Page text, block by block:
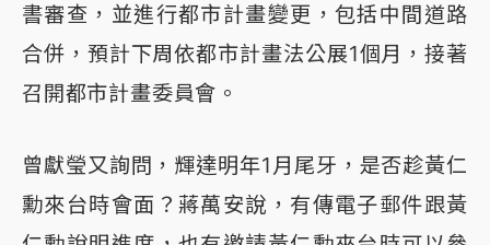
書審查，並進行都市計畫變更，包括中間道路
合併，預計下周依都市計畫法公展1個月，接著
召開都市計畫委員會。
曾獻瑩又詢問，輝達明年1月尾牙，是否趁黃仁
勳來台時會面？蔣萬安說，有傳電子郵件跟黃